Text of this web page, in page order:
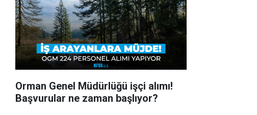
Orman Genel Müdürlüğü işçi alımı!
Başvurular ne zaman başlıyor?